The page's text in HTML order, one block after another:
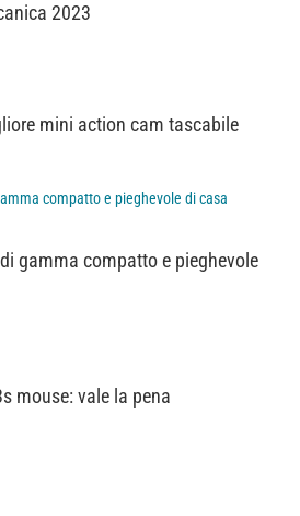
2023
mini action cam tascabile
gamma compatto e pieghevole
mouse: vale la pena